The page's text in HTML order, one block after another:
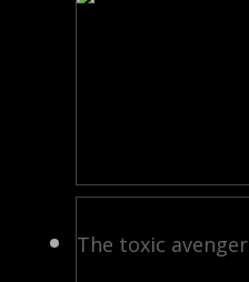
The toxic avenger